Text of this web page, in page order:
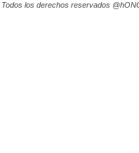
los derechos reservados